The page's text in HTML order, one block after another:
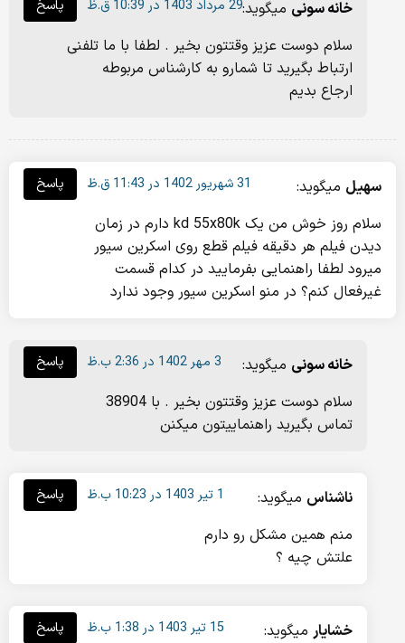
خانه سونی میگوید:
سلام دوست عزیز وقتتون بخیر . لطفا با ما تلفنی
ارتباط بگیرید تا شمارو به کارشناس مربوطه
ارجاع بدیم
29 مرداد 1403 در 10:39 ق.ظ پاسخ
سهیل میگوید:
سلام روز خوش من یک kd 55x80k دارم در زمان
دیدن فیلم هر دقیقه فیلم قطع روی اسکرین سیور
میرود لطفا راهنمایی بفرمایید در کدام قسمت
غیرفعال کنم؟ در منو اسکرین سیور وجود ندارد
31 شهریور 1402 در 11:43 ق.ظ پاسخ
خانه سونی میگوید:
سلام دوست عزیز وقتتون بخیر . با 38904
تماس بگیرید راهنماییتون میکنن
3 مهر 1402 در 2:36 ب.ظ پاسخ
ناشناس میگوید:
منم همین مشکل رو دارم
علتش چیه ؟
1 تیر 1403 در 10:23 ب.ظ پاسخ
خشایار میگوید:
15 تیر 1403 در 1:38 ب.ظ پاسخ